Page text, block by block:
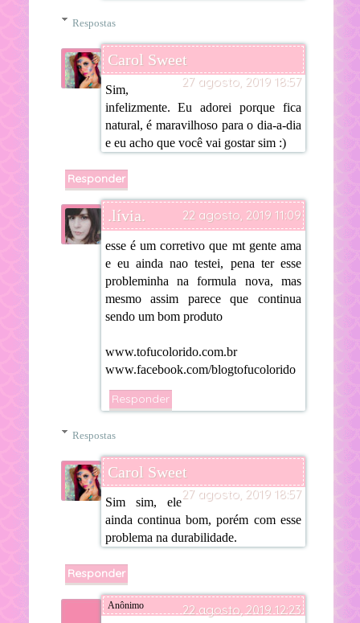
Respostas
Carol Sweet
27 agosto, 2019 18:57
Sim,
infelizmente. Eu adorei porque fica
natural, é maravilhoso para o dia-a-dia
e eu acho que você vai gostar sim :)
Responder
.lívia. 22 agosto, 2019 11:09
esse é um corretivo que mt gente ama
e eu ainda nao testei, pena ter esse
probleminha na formula nova, mas
mesmo assim parece que continua
sendo um bom produto
www.tofucolorido.com.br
www.facebook.com/blogtofucolorido
Responder
Respostas
Carol Sweet
27 agosto, 2019 18:57
Sim sim, ele
ainda continua bom, porém com esse
problema na durabilidade.
Responder
Anônimo 22 agosto, 2019 12:23